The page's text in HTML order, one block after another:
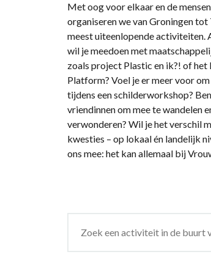
Met oog voor elkaar en de
organiseren we van Groningen tot
meest uiteenlopende activiteiten.
wil je meedoen met
zoals project Plastic en ik?! of het
Platform? Voel je er meer voor
tijdens een schilderworkshop?
vriendinnen om mee te wandelen
verwonderen? Wil je het verschil
kwesties – op lokaal én landelijk
ons mee: het kan allemaal bij